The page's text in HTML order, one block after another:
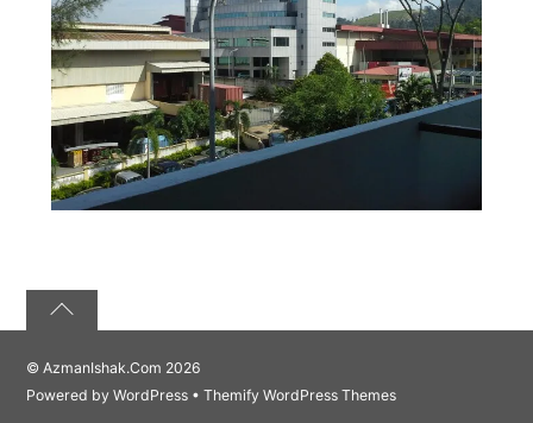
©AzmanIshak.Com 2026
Powered byWordPress •Themify WordPress Themes